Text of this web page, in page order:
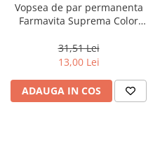
Vopsea de par permanenta
Farmavita Suprema Color
60 ml
31,51 Lei
13,00 Lei
ADAUGA IN COS